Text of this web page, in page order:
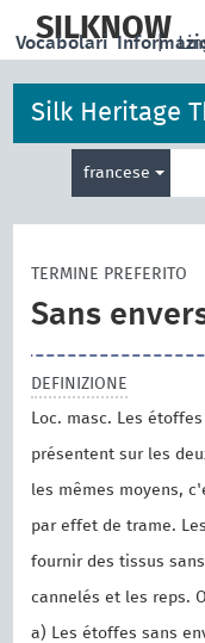
main
SILKNOW
|
Vocabolari
Silk Heritage
francese
per
TERMINE PREFERITO
Sans
DEFINIZIONE
Loc. masc. Les
présentent sur les
les mêmes moyens,
par effet de trame.
fournir des tissus
cannelés et les reps.
a) Les étoffes sans